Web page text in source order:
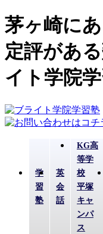
茅ヶ崎に
定評があ
イト学院
学
習
塾
英
会
話
KG高
等学
校
平塚
キャ
ンパ
ス